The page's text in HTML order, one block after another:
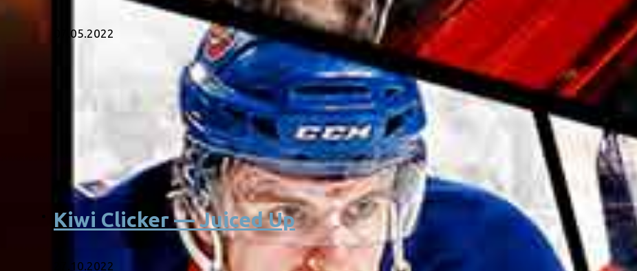
07.05.2022
Kiwi Clicker — Juiced Up
27.10.2022